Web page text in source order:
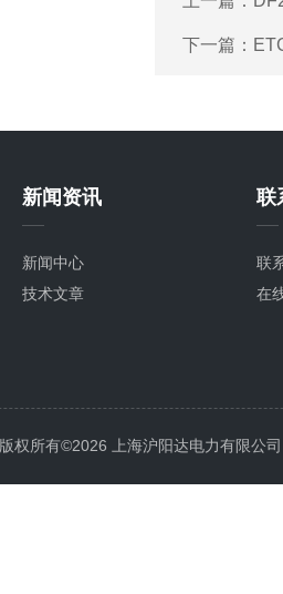
下一篇：
新闻资讯
新闻中心
技术文章
联
联
在
版权所有©2026 上海沪阳达电力有限公